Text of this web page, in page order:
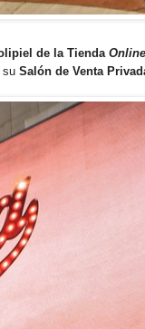
de la Tienda Online
su Salón de Venta